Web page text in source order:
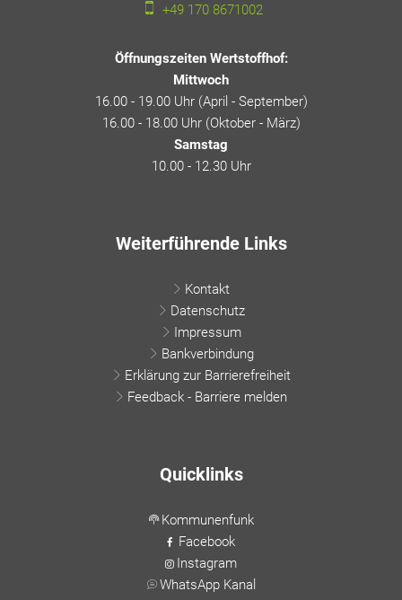
+49 170 8671002
Öffnungszeiten Wertstoffhof:
Mittwoch
16.00 - 19.00 Uhr (April - September)
16.00 - 18.00 Uhr (Oktober - März)
Samstag
10.00 - 12.30 Uhr
Weiterführende Links
Kontakt
Datenschutz
Impressum
Bankverbindung
Erklärung zur Barrierefreiheit
Feedback - Barriere melden
Quicklinks
Kommunenfunk
Facebook
Instagram
WhatsApp Kanal